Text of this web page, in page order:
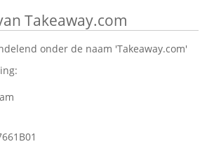
Takeaway.com
onder de naam 'Takeaway.com'